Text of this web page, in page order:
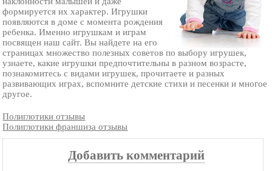
формируется их характер. Игрушки
появляются в доме с момента рождения
ребенка. Именно игрушкам и играм
посвящен наш сайт. Вы найдете на его
страницах множество полезных советов по выбору игрушек,
узнаете, какие игрушки предпочтительны в разном возрасте,
познакомитесь с видами игрушек, прочитаете и разных
развивающих играх, вспомните детские стихи и песенки и многое
другое.
Полиглотики отзывы
Полиглотики франшиза отзывы
Добавить комментарий